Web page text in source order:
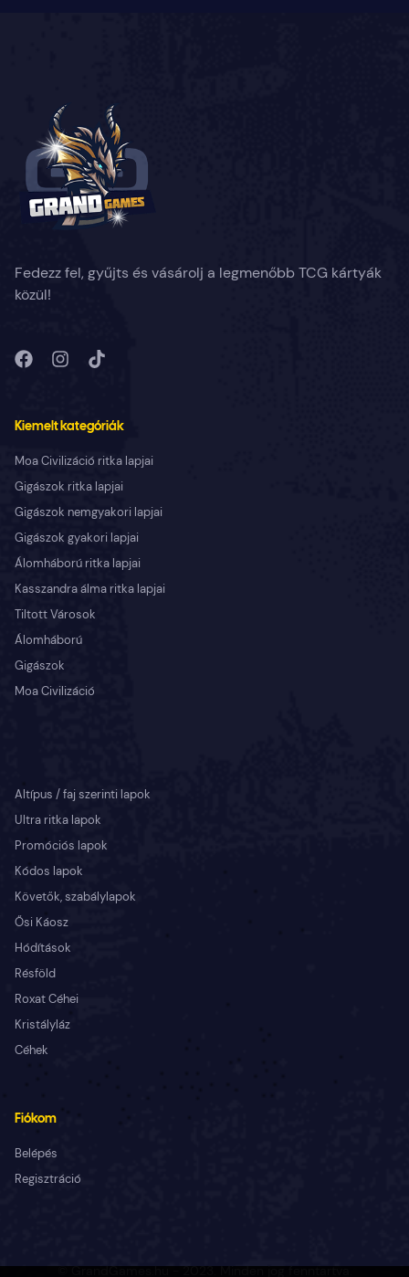
Fedezz fel, gyűjts és vásárolj a legmenőbb TCG kártyák
közül!
Kiemelt kategóriák
Moa Civilizáció ritka lapjai
Gigászok ritka lapjai
Gigászok nemgyakori lapjai
Gigászok gyakori lapjai
Álomháború ritka lapjai
Kasszandra álma ritka lapjai
Tiltott Városok
Álomháború
Gigászok
Moa Civilizáció
Altípus / faj szerinti lapok
Ultra ritka lapok
Promóciós lapok
Kódos lapok
Követők, szabálylapok
Ősi Káosz
Hódítások
Résföld
Roxat Céhei
Kristályláz
Céhek
Fiókom
Belépés
Regisztráció
© GrandGames.hu - 2023. Minden jog fenntartva.